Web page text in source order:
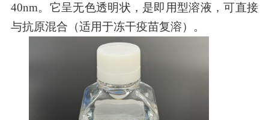
40nm。 它呈无色透明状，是即用型溶液，可直接
与抗原混合（适用于冻干疫苗复溶）。